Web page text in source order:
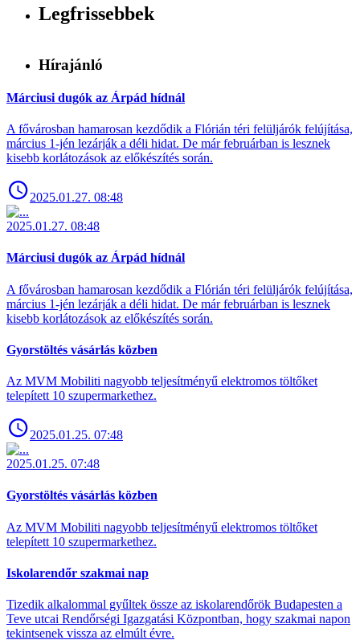
Legfrissebbek
Hírajánló
Márciusi dugók az Árpád hídnál
A fővárosban hamarosan kezdődik a Flórián téri felüljárók felújítása,
március 1-jén lezárják a déli hidat. De már februárban is lesznek
kisebb korlátozások az előkészítés során.
2025.01.27. 08:48
2025.01.27. 08:48
Márciusi dugók az Árpád hídnál
A fővárosban hamarosan kezdődik a Flórián téri felüljárók felújítása,
március 1-jén lezárják a déli hidat. De már februárban is lesznek
kisebb korlátozások az előkészítés során.
Gyorstöltés vásárlás közben
Az MVM Mobiliti nagyobb teljesítményű elektromos töltőket
telepített 10 szupermarkethez.
2025.01.25. 07:48
2025.01.25. 07:48
Gyorstöltés vásárlás közben
Az MVM Mobiliti nagyobb teljesítményű elektromos töltőket
telepített 10 szupermarkethez.
Iskolarendőr szakmai nap
Tizedik alkalommal gyűltek össze az iskolarendőrök Budapesten a
Teve utcai Rendőrségi Igazgatási Központban, hogy szakmai napon
tekintsenek vissza az elmúlt évre.